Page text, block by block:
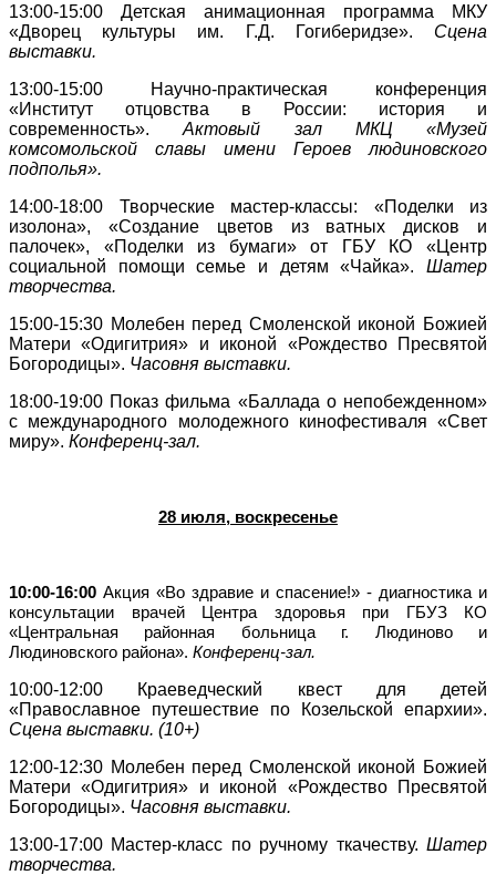
13:00-15:00
Детская анимационная программа МКУ
«Дворец культуры им. Г.Д. Гогиберидзе». Сцена
выставки.
13:00-15:00 Научно-практическая конференция
«Институт отцовства в России: история и
современность».Актовый зал
МКЦ «Музей
комсомольской славы имени Героев людиновского
подполья».
14:00-18:00 Творческие мастер-классы: «Поделки из
изолона», «Создание цветов из ватных дисков и
палочек», «Поделки из бумаги» от ГБУ КО «Центр
социальной помощи семье и детям «Чайка». Шатер
творчества.
15:00-15:30 Молебен перед Смоленской иконой Божией
Матери «Одигитрия» и иконой «Рождество Пресвятой
Богородицы». Часовня выставки.
18:00-19:00 Показ фильма «Баллада о непобежденном»
с международного молодежного кинофестиваля «Свет
миру». Конференц-зал.
28 июля, воскресенье
10:00-16:00 Акция «Во здравие и спасение!» - диагностика и
консультации врачей Центра здоровья при ГБУЗ КО
«Центральная районная больница г. Людиново и
Людиновского района». Конференц-зал.
10:00-12:00
Краеведческий квест для детей
«Православное путешествие по Козельской епархии».
Сцена выставки. (10+)
12:00-12:30 Молебен перед Смоленской иконой Божией
Матери «Одигитрия» и иконой «Рождество Пресвятой
Богородицы». Часовня выставки.
13:00-17:00 Мастер-класс по ручному ткачеству.Шатер
творчества.